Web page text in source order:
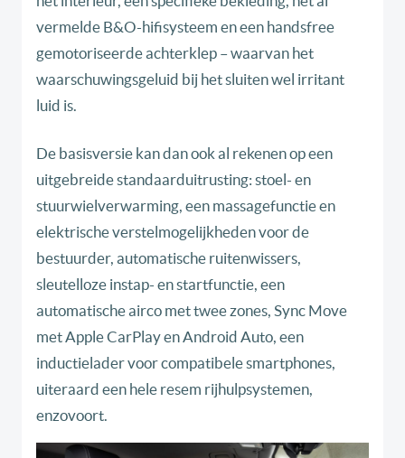
vermelde B&O-hifisysteem en een handsfree
gemotoriseerde achterklep – waarvan het
waarschuwingsgeluid bij het sluiten wel irritant
luid is.
De basisversie kan dan ook al rekenen op een
uitgebreide standaarduitrusting: stoel- en
stuurwielverwarming, een massagefunctie en
elektrische verstelmogelijkheden voor de
bestuurder, automatische ruitenwissers,
sleutelloze instap- en startfunctie, een
automatische airco met twee zones, Sync Move
met Apple CarPlay en Android Auto, een
inductielader voor compatibele smartphones,
uiteraard een hele resem rijhulpsystemen,
enzovoort.